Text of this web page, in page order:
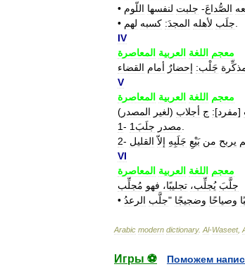
•
الصُّداعَ- جلبت لنفسها اللّوم
•
جلَب لأهله المجدَ: كسبه لهم
IV
معجم اللغة العربية المعاصرة
جَلْب: إحضارٌ أمام القضاء
V
معجم اللغة العربية المعاصرة
[مفرد]
: ج أجلاب (لغير المصدر )
1- مصدر جلَبَ1
2- يربح من بَيْعِ جَلَبِهِ إلاّ القليل
VI
معجم اللغة العربية المعاصرة
جلَّبَ يُجلِّب، تجليبًا، فهو مُجلِّب
•
وصياحًا وضجيجًا "جلَّب الرعدُ
Arabic modern dictionary. Al-Waseet,
Игры ⚽
Поможем